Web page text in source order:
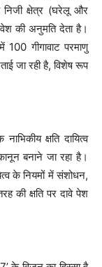
क्षेत्र (घरेलू और
की अनुमति देता है।
गीगावाट परमाणु
जा रही है, विशेष रूप
क्षति दायित्व
बनाने जा रहा है।
के नियमों में संशोधन,
की क्षति पर दावे पेश